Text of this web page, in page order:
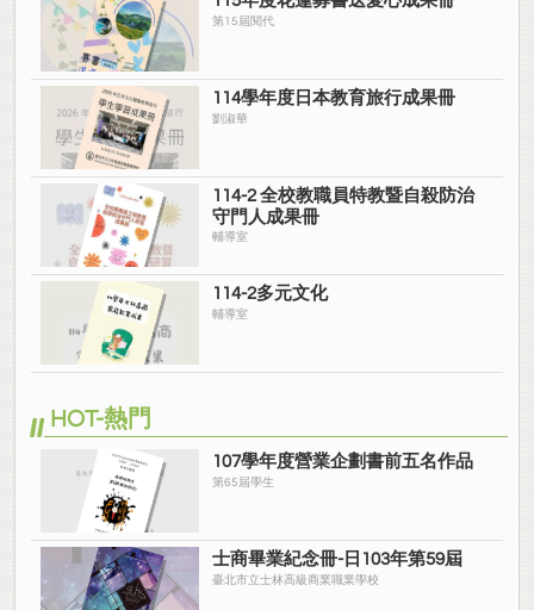
第15屆閱代
114學年度日本教育旅行成果冊
劉淑華
114-2 全校教職員特教暨自殺防治
守門人成果冊
輔導室
114-2多元文化
輔導室
HOT-熱門
107學年度營業企劃書前五名作品
第65屆學生
士商畢業紀念冊-日103年第59屆
臺北市立士林高級商業職業學校